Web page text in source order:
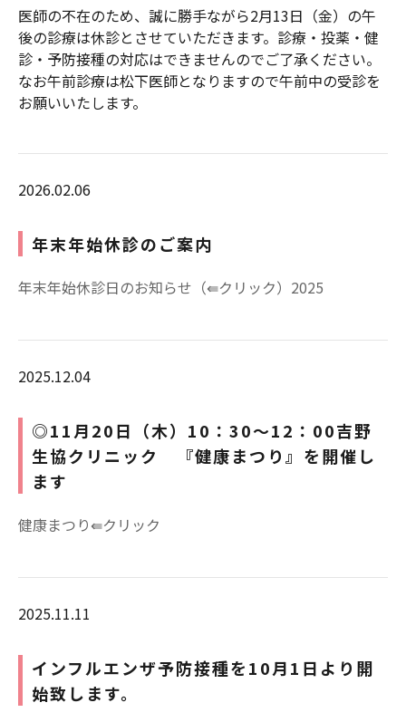
医師の不在のため、誠に勝手ながら2月13日（金）の午
後の診療は休診とさせていただきます。診療・投薬・健
診・予防接種の対応はできませんのでご了承ください。
なお午前診療は松下医師となりますので午前中の受診を
お願いいたします。
2026.02.06
年末年始休診のご案内
年末年始休診日のお知らせ（⇚クリック）2025
2025.12.04
◎11月20日（木）10：30～12：00吉野
生協クリニック 『健康まつり』を開催し
ます
健康まつり⇚クリック
2025.11.11
インフルエンザ予防接種を10月1日より開
始致します。